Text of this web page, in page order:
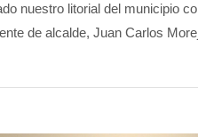
nuestro litorial del municipio
de alcalde, Juan Carlos